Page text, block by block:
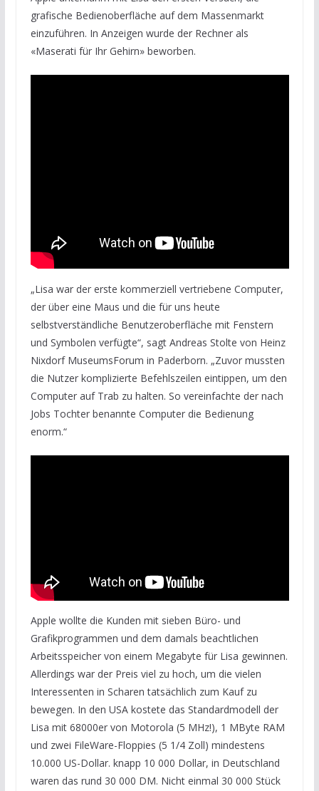
grafische Bedienoberfläche auf dem Massenmarkt
einzuführen. In Anzeigen wurde der Rechner als
«Maserati für Ihr Gehirn» beworben.
„Lisa war der erste kommerziell vertriebene Computer,
der über eine Maus und die für uns heute
selbstverständliche Benutzeroberfläche mit Fenstern
und Symbolen verfügte“, sagt Andreas Stolte von Heinz
Nixdorf MuseumsForum in Paderborn. „Zuvor mussten
die Nutzer komplizierte Befehlszeilen eintippen, um den
Computer auf Trab zu halten. So vereinfachte der nach
Jobs Tochter benannte Computer die Bedienung
enorm.“
Apple wollte die Kunden mit sieben Büro- und
Grafikprogrammen und dem damals beachtlichen
Arbeitsspeicher von einem Megabyte für Lisa gewinnen.
Allerdings war der Preis viel zu hoch, um die vielen
Interessenten in Scharen tatsächlich zum Kauf zu
bewegen. In den USA kostete das Standardmodell der
Lisa mit 68000er von Motorola (5 MHz!), 1 MByte RAM
und zwei FileWare-Floppies (5 1/4 Zoll) mindestens
10.000 US-Dollar. knapp 10 000 Dollar, in Deutschland
waren das rund 30 000 DM. Nicht einmal 30 000 Stück